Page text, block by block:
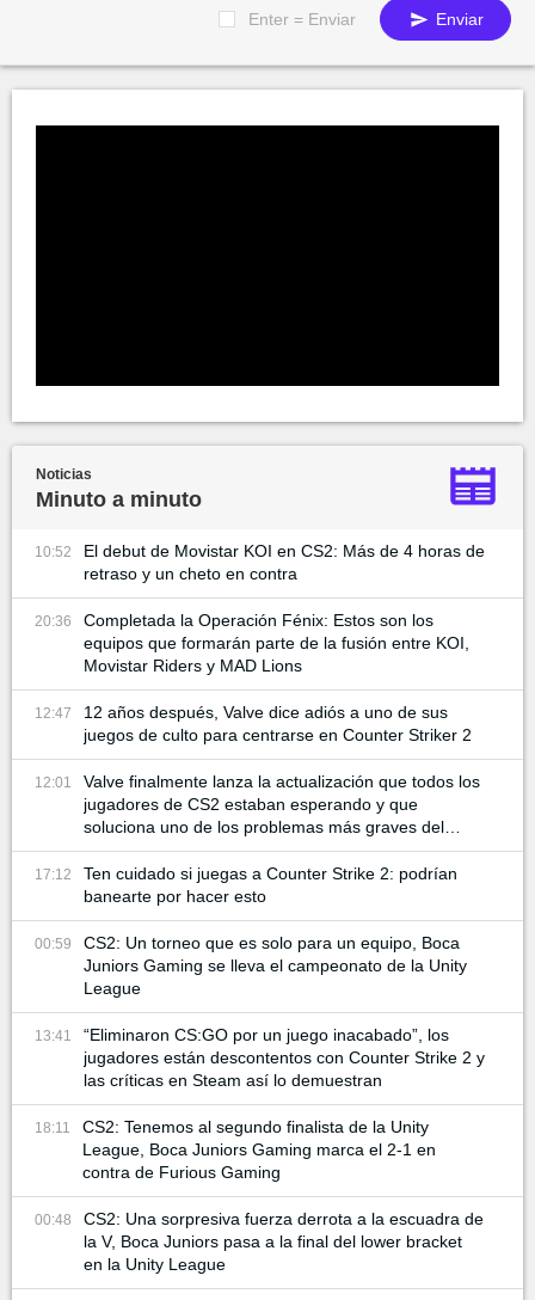
Enter = Enviar Enviar
Noticias
Minuto a minuto
10:52
El debut de Movistar KOI en CS2: Más de 4 horas de
retraso y un cheto en contra
20:36
Completada la Operación Fénix: Estos son los
equipos que formarán parte de la fusión entre KOI,
Movistar Riders y MAD Lions
12:47
12 años después, Valve dice adiós a uno de sus
juegos de culto para centrarse en Counter Striker 2
12:01
Valve finalmente lanza la actualización que todos los
jugadores de CS2 estaban esperando y que
soluciona uno de los problemas más graves del
juego
17:12
Ten cuidado si juegas a Counter Strike 2: podrían
banearte por hacer esto
00:59
CS2: Un torneo que es solo para un equipo, Boca
Juniors Gaming se lleva el campeonato de la Unity
League
13:41
“Eliminaron CS:GO por un juego inacabado”, los
jugadores están descontentos con Counter Strike 2 y
las críticas en Steam así lo demuestran
18:11
CS2: Tenemos al segundo finalista de la Unity
League, Boca Juniors Gaming marca el 2-1 en
contra de Furious Gaming
00:48
CS2: Una sorpresiva fuerza derrota a la escuadra de
la V, Boca Juniors pasa a la final del lower bracket
en la Unity League